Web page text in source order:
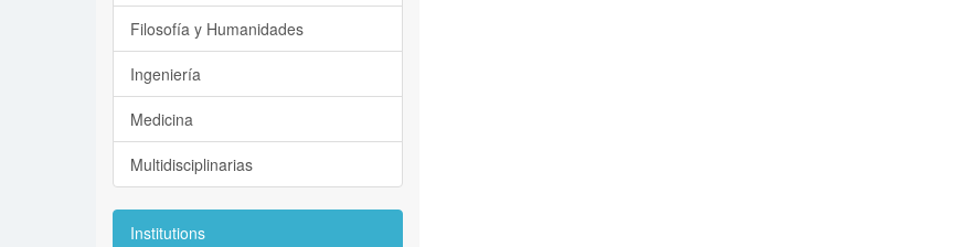
Filosofía y Humanidades
Ingeniería
Medicina
Multidisciplinarias
Institutions